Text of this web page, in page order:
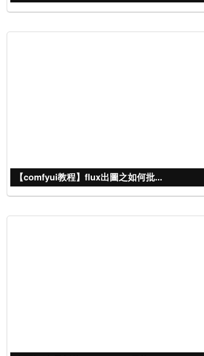
【comfyui教程】flux出圖之如何批...